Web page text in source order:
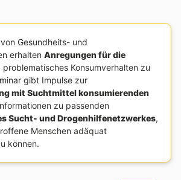
Gesundheits- und
erhalten Anregungen für die
problematisches Konsumverhalten zu
gibt Impulse zur
mit Suchtmittel konsumierenden
zu passenden
Sucht- und Drogenhilfenetzwerkes,
Menschen adäquat
können.